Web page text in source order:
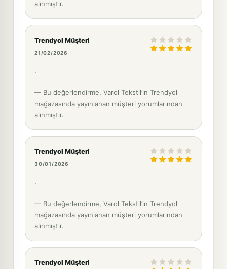
alınmıştır.
Trendyol Müşteri
21/02/2026
.
— Bu değerlendirme, Varol Tekstil’in Trendyol
mağazasında yayınlanan müşteri yorumlarından
alınmıştır.
Trendyol Müşteri
30/01/2026
.
— Bu değerlendirme, Varol Tekstil’in Trendyol
mağazasında yayınlanan müşteri yorumlarından
alınmıştır.
Trendyol Müşteri